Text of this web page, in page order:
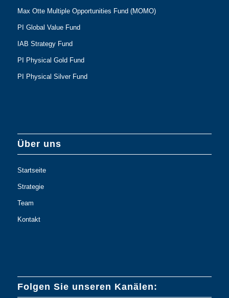
Max Otte Multiple Opportunities Fund (MOMO)
PI Global Value Fund
IAB Strategy Fund
PI Physical Gold Fund
PI Physical Silver Fund
Über uns
Startseite
Strategie
Team
Kontakt
Folgen Sie unseren Kanälen: